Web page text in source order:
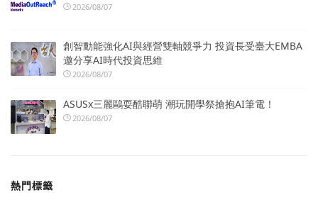
2026/08/07
創智動能強化AI與經營雙軸競爭力 投資長受臺大EMBA
邀分享AI時代投資思維
2026/08/07
ASUSx三麗鷗耍酷聯萌 潮玩開學祭搶抱AI筆電！
2026/08/07
熱門標籤